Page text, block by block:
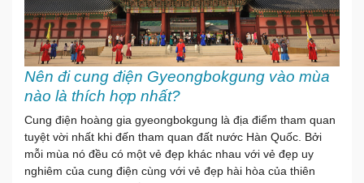
Nên đi cung điện Gyeongbokgung vào mùa
nào là thích hợp nhất?
Cung điện hoàng gia gyeongbokgung là địa điểm tham quan
tuyệt vời nhất khi đến tham quan đất nước Hàn Quốc. Bởi
mỗi mùa nó đều có một vẻ đẹp khác nhau với vẻ đẹp uy
nghiêm của cung điện cùng với vẻ đẹp hài hòa của thiên